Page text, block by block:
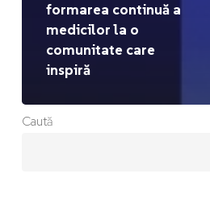
formarea continuă a
medicilor la o
comunitate care
inspiră
Caută